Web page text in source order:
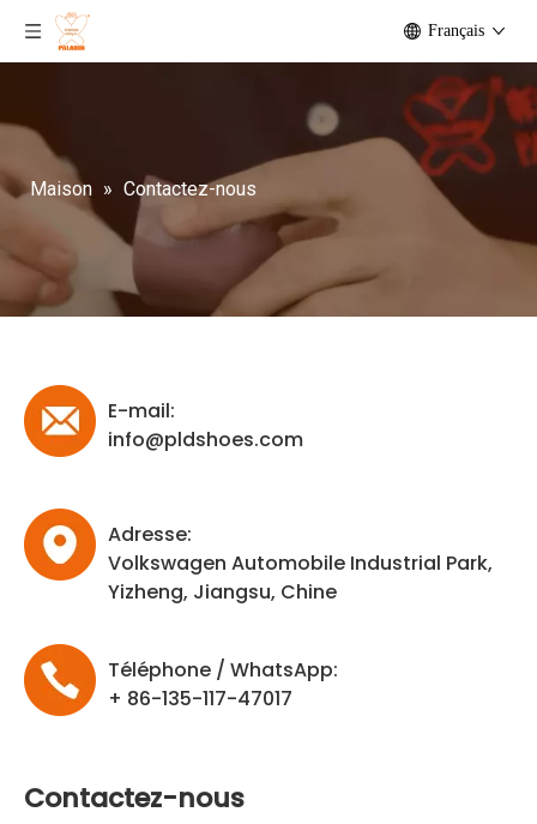
Français
Maison » Contactez-nous
E-mail:
info@pldshoes.com
Adresse:
Volkswagen Automobile Industrial Park,
Yizheng, Jiangsu, Chine
Téléphone / WhatsApp:
+ 86-135-117-47017
Contactez-nous